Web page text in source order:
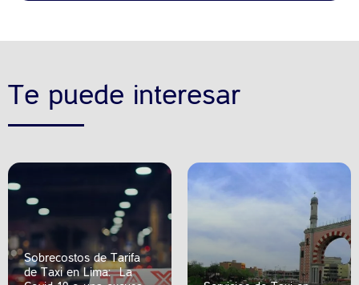
Te puede interesar
Sobrecostos de Tarifa
de Taxi en Lima: ¿La